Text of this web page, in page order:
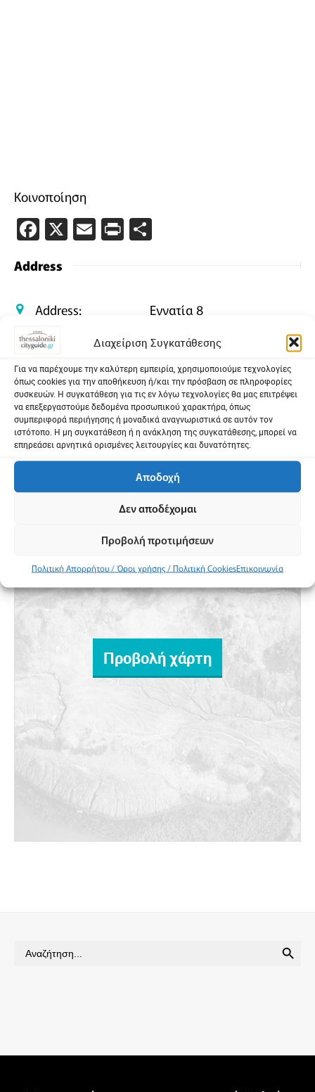
Διαχείριση Συγκατάθεσης
Για να παρέχουμε την καλύτερη εμπειρία, χρησιμοποιούμε τεχνολογίες
όπως cookies για την αποθήκευση ή/και την πρόσβαση σε πληροφορίες
συσκευών. Η συγκατάθεση για τις εν λόγω τεχνολογίες θα μας επιτρέψει
να επεξεργαστούμε δεδομένα προσωπικού χαρακτήρα, όπως
συμπεριφορά περιήγησης ή μοναδικά αναγνωριστικά σε αυτόν τον
ιστότοπο. Η μη συγκατάθεση ή η ανάκληση της συγκατάθεσης, μπορεί να
επηρεάσει αρνητικά ορισμένες λειτουργίες και δυνατότητες.
Αποδοχή
Δεν αποδέχομαι
Προβολή προτιμήσεων
Πολιτική Απορρήτου / Όροι χρήσης / Πολιτική CookiesΕπικοινωνία
Κοινοποίηση
Facebook
X EmailPrintFriendly
Address
Address:
Εγνατία 8
GPS:
40.6393457, 22.9369945
Telephone:
2310508300
Σχεδιασμός της διαδρομής μου
Προβολή χάρτη
Search
for: